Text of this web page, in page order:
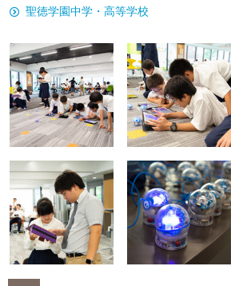
聖徳学園中学・高等学校